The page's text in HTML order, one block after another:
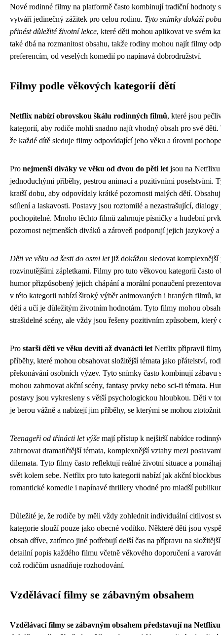
Nové rodinné filmy na platformě často kombinují tradiční hodnoty
vytváří jedinečný zážitek pro celou rodinu. Tyto snímky dokáží
přinést důležité životní lekce, které děti mohou aplikovat ve svém
také dbá na rozmanitost obsahu, takže rodiny mohou najít filmy
preferencím, od veselých komedií po napínavá dobrodružství.
Filmy podle věkových kategorií dětí
Netflix nabízí obrovskou škálu rodinných filmů, které jsou
kategorií, aby rodiče mohli snadno najít vhodný obsah pro své
že každé dítě sleduje filmy odpovídající jeho věku a úrovni
Pro nejmenší diváky ve věku od dvou do pěti let jsou na
jednoduchými příběhy, pestrou animací a pozitivními poselstvími.
kratší dobu, aby odpovídaly krátké pozornosti malých dětí.
sdílení a laskavosti. Postavy jsou roztomilé a nezastrašující, dialogy
pochopitelné. Mnoho těchto filmů zahrnuje písničky a hudební
pozornost nejmenších diváků a zároveň podporují jejich jazykový
Děti ve věku od šesti do osmi letjiž dokážou sledovat komplexnější
rozvinutějšími zápletkami. Filmy pro tuto věkovou kategorii často
humor přizpůsobený jejich chápání a morální ponaučení
v této kategorii nabízí široký výběr animovaných i hraných filmů,
dětí a učí je důležitým životním hodnotám. Tyto filmy mohou
strašidelné scény, ale vždy jsou řešeny pozitivním způsobem, který
Pro starší děti ve věku devíti až dvanácti let Netflix připravil
příběhy, které mohou obsahovat složitější témata jako přátelství,
překonávání osobních výzev. Tyto snímky často kombinují zábavu
mohou zahrnovat akční scény, fantasy prvky nebo sci-fi témata.
postavy jsou vykresleny s větší psychologickou hloubkou. Děti v
je berou vážně a nabízejí jim příběhy, se kterými se mohou
Teenageři od třinácti let výše mají přístup k nejširší nabídce
zahrnovat dramatičtější témata, komplexnější vztahy mezi
dilemata. Tyto filmy často reflektují reálné životní situace a
svět kolem sebe. Netflix pro tuto kategorii nabízí jak akční
romantické komedie i napínavé thrillery vhodné pro mladší
Důležité je, že rodiče by měli vždy zohlednit individuální citlivost
kategorie slouží pouze jako obecné vodítko. Některé děti jsou
obsah dříve, zatímco jiné potřebují delší čas na přípravu na
detailní popis každého filmu včetně věkového doporučení a
což rodičům usnadňuje rozhodování.
Vzdělávací filmy se zábavným obsahem
Vzdělávací filmy se zábavným obsahem představují na